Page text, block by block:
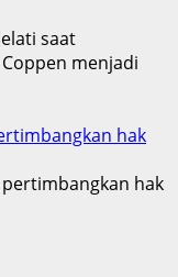
saat
menjadi
hak